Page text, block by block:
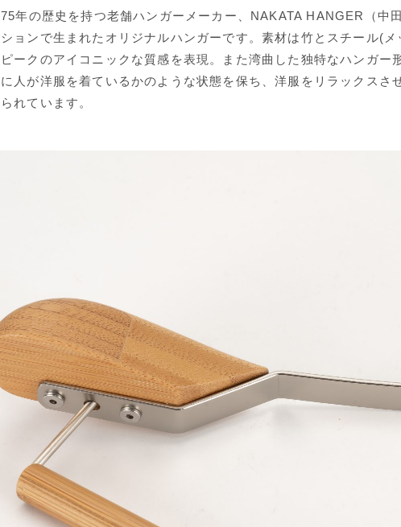
75年の歴史を持つ老舗ハンガーメーカー、NAKATA HANGER（中
ションで生まれたオリジナルハンガーです。素材は竹とスチール(
ピークのアイコニックな質感を表現。また湾曲した独特なハンガー
に人が洋服を着ているかのような状態を保ち、洋服をリラックスさ
られています。